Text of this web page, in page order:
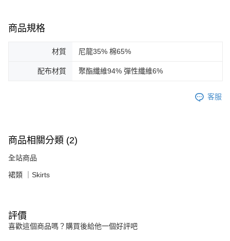
商品規格
材質 尼龍35% 棉65%
配布材質 聚酯纖維94% 彈性纖維6%
客服
商品相關分類 (2)
全站商品
裙類 ｜Skirts
評價
喜歡這個商品嗎？購買後給他一個好評吧